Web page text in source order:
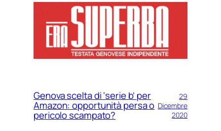
Genova scelta di ‘serie b’ per
Amazon: opportunità persa o
pericolo scampato?
29
Dicembre
2020